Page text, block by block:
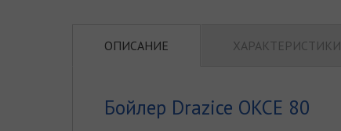
ОПИСАНИЕ ХАРАКТЕРИСТИКИ
Бойлер Drazice OKCE 80